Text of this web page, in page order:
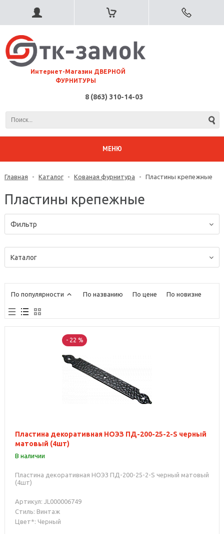
⠀Интернет-Магазин ДВЕРНОЙ
ФУРНИТУРЫ
8 (863) 310-14-03
МЕНЮ
Главная - Каталог - Кованая фурнитура - Пластины крепежные
Пластины крепежные
Фильтр
Каталог
По популярности По названию По цене По новизне
- 22 %
Пластина декоративная НОЭЗ ПД-200-25-2-S черный
матовый (4шт)
В наличии
Пластина декоративная НОЭЗ ПД-200-25-2-S черный матовый
(4шт)
Артикул: JL000006749
Стиль: Винтаж
Цвет*: Черный